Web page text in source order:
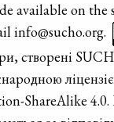
available on the
info@sucho.org.
створені
ShareAlike 4.0.